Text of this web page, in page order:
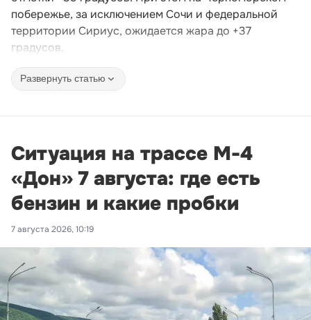
побережье, за исключением Сочи и федеральной
территории Сириус, ожидается жара до +37
градусов.
Развернуть статью
Ситуация на трассе М-4
«Дон» 7 августа: где есть
бензин и какие пробки
7 августа 2026, 10:19